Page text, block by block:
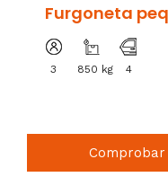
Furgoneta
3 850 kg 4
Comprobar